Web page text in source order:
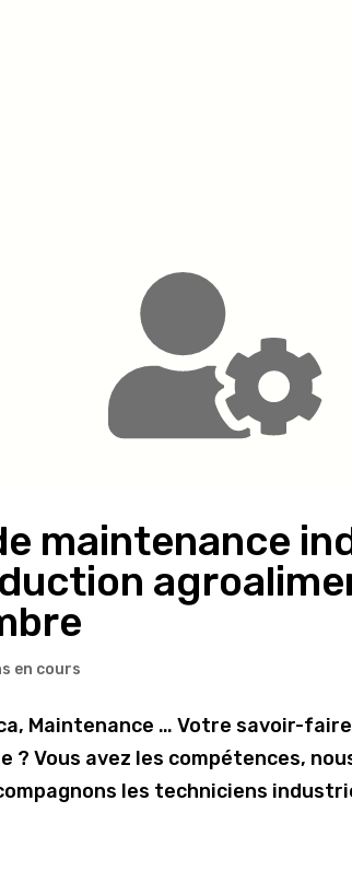
maintenance
en cours
Maintenance … Votre savoir-
? Vous avez les compétences,
les techniciens